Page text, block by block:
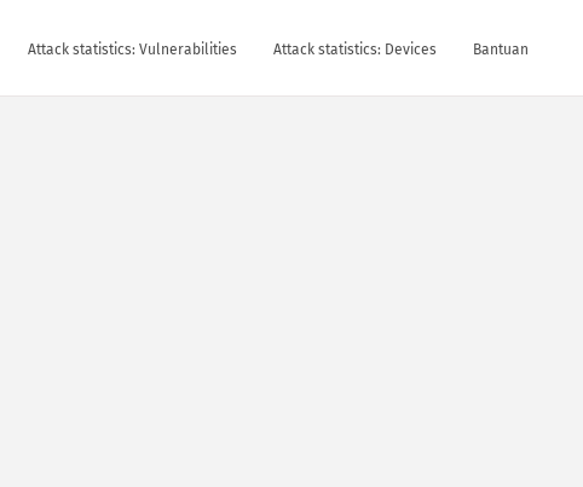
Attack statistics: Vulnerabilities Attack statistics: Devices Bantuan